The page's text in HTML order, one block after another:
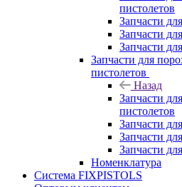
пистолетов
Запчасти
Запчасти
Запчасти
Запчасти для
пистолетов
Назад
Запчасти
пистолетов
Запчасти
Запчасти
Запчасти
Номенклатура
Система FIXPISTOLS